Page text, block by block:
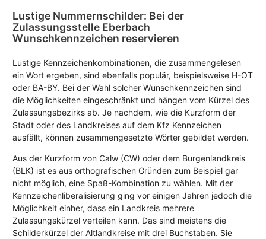
Lustige Nummernschilder: Bei der
Zulassungsstelle Eberbach
Wunschkennzeichen reservieren
Lustige Kennzeichenkombinationen, die zusammengelesen
ein Wort ergeben, sind ebenfalls populär, beispielsweise H-OT
oder BA-BY. Bei der Wahl solcher Wunschkennzeichen sind
die Möglichkeiten eingeschränkt und hängen vom Kürzel des
Zulassungsbezirks ab. Je nachdem, wie die Kurzform der
Stadt oder des Landkreises auf dem Kfz Kennzeichen
ausfällt, können zusammengesetzte Wörter gebildet werden.
Aus der Kurzform von Calw (CW) oder dem Burgenlandkreis
(BLK) ist es aus orthografischen Gründen zum Beispiel gar
nicht möglich, eine Spaß-Kombination zu wählen. Mit der
Kennzeichenliberalisierung ging vor einigen Jahren jedoch die
Möglichkeit einher, dass ein Landkreis mehrere
Zulassungskürzel verteilen kann. Das sind meistens die
Schilderkürzel der Altlandkreise mit drei Buchstaben. Sie